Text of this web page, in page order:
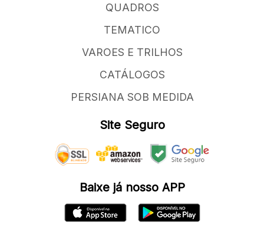
QUADROS
TEMATICO
VAROES E TRILHOS
CATÁLOGOS
PERSIANA SOB MEDIDA
Site Seguro
Baixe já nosso APP